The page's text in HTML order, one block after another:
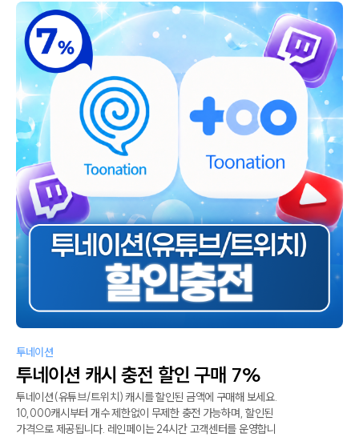
투네이션
투네이션 캐시 충전 할인 구매 7%
투네이션(유튜브/트위치) 캐시를 할인된 금액에 구매해 보세요.
10,000캐시부터 개수 제한없이 무제한 충전 가능하며, 할인된
가격으로 제공됩니다. 레인페이는 24시간 고객센터를 운영합니